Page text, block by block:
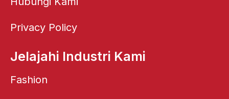
Privacy Policy
Jelajahi Industri Kami
Fashion